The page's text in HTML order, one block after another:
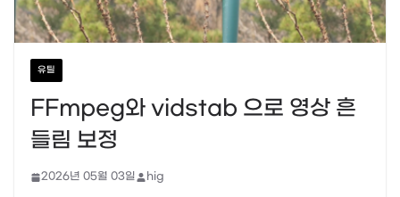
유틸
FFmpeg와 vidstab 으로 영상 흔
들림 보정
2026년 05월 03일 hig